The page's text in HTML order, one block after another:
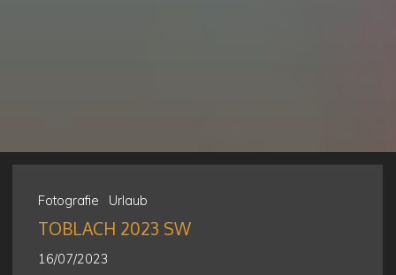
Fotografie Urlaub
TOBLACH 2023 SW
16/07/2023